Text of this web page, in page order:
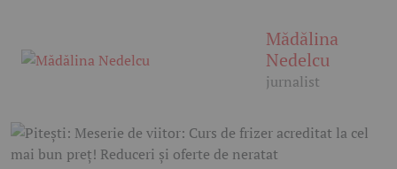
Mădălina
Nedelcu
jurnalist